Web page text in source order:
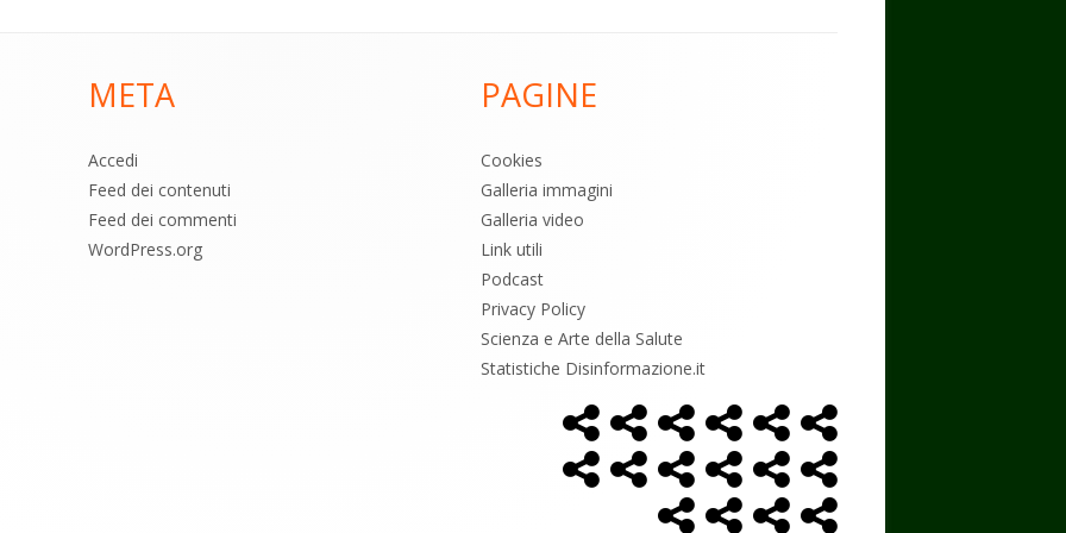
META
Accedi
Feed dei contenuti
Feed dei commenti
WordPress.org
PAGINE
Cookies
Galleria immagini
Galleria video
Link utili
Podcast
Privacy Policy
Scienza e Arte della Salute
Statistiche Disinformazione.it
Menù
social
link
Home
Page
Alimentazione
AmbienteBambiniBiodecodifica
Cancro
ControlloEconomiaEsoterismo
FarmaciMassoneria
NWO
PoliticaSaluteStoriaPodcast